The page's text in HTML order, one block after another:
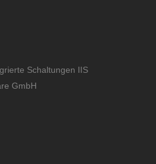
Schaltungen IIS
GmbH